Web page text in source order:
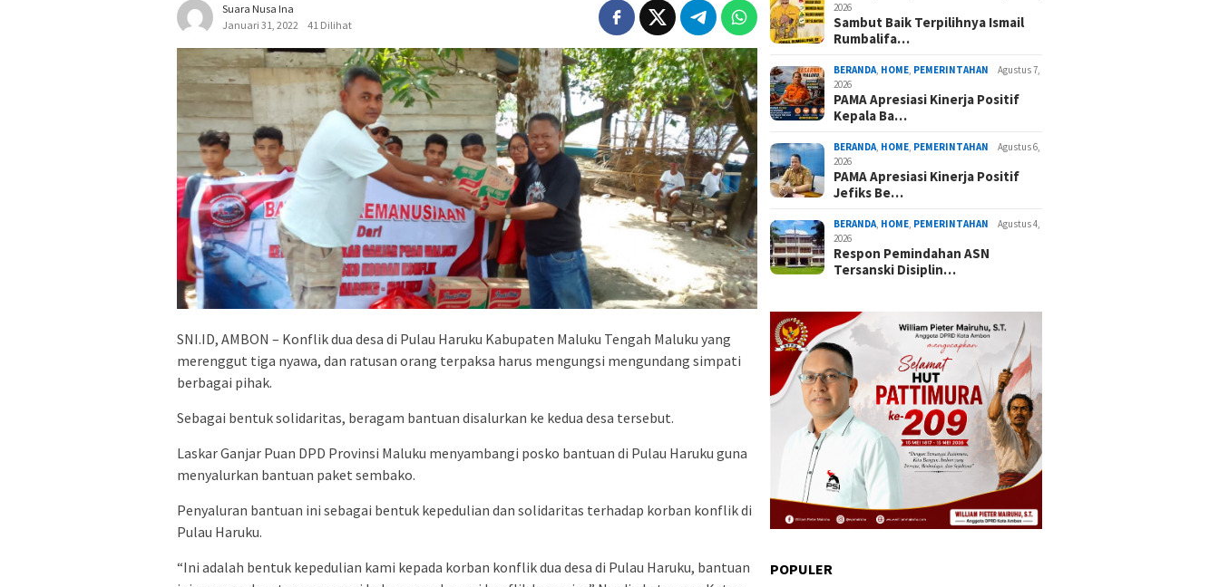
Suara Nusa Ina
Januari 31, 2022
41 Dilihat
SNI.ID, AMBON – Konflik dua desa di Pulau Haruku Kabupaten Maluku Tengah Maluku yang
merenggut tiga nyawa, dan ratusan orang terpaksa harus mengungsi mengundang simpati
berbagai pihak.
Sebagai bentuk solidaritas, beragam bantuan disalurkan ke kedua desa tersebut.
Laskar Ganjar Puan DPD Provinsi Maluku menyambangi posko bantuan di Pulau Haruku guna
menyalurkan bantuan paket sembako.
Penyaluran bantuan ini sebagai bentuk kepedulian dan solidaritas terhadap korban konflik di
Pulau Haruku.
“Ini adalah bentuk kepedulian kami kepada korban konflik dua desa di Pulau Haruku, bantuan
2026
Sambut Baik Terpilihnya Ismail
Rumbalifa…
BERANDA, HOME, PEMERINTAHAN
Agustus 7,
2026
PAMA Apresiasi Kinerja Positif
Kepala Ba…
BERANDA, HOME, PEMERINTAHAN
Agustus 6,
2026
PAMA Apresiasi Kinerja Positif
Jefiks Be…
BERANDA, HOME, PEMERINTAHAN
Agustus 4,
2026
Respon Pemindahan ASN
Tersanski Disiplin…
POPULER